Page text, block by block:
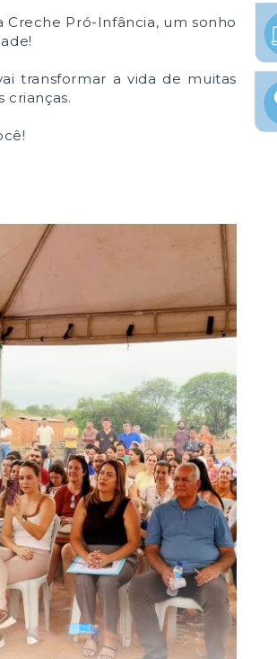
Creche Pró-Infância, um sonho
transformar a vida de muitas
crianças.